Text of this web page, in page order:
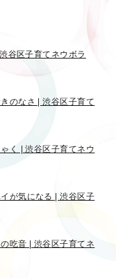
谷区子育てネウボラ
のなさ | 渋谷区子育て
く | 渋谷区子育てネウ
が気になる | 渋谷区子
吃音 | 渋谷区子育てネ